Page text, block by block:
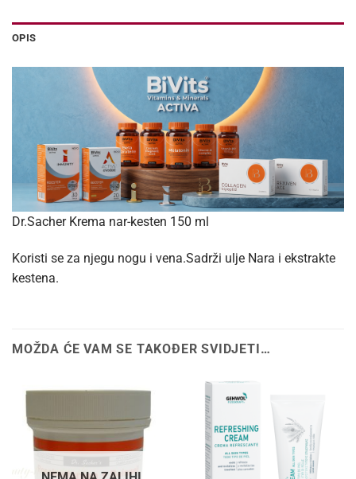
OPIS
Dr.Sacher Krema nar-kesten 150 ml
Koristi se za njegu nogu i vena.Sadrži ulje Nara i ekstrakte
kestena.
MOŽDA ĆE VAM SE TAKOĐER SVIDJETI…